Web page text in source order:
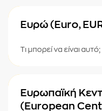
Ευρώ (Euro,
Τι μπορεί να είναι αυτό;
Ευρωπαϊκή
(European